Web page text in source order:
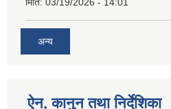
मिति: 03/19/2026 - 14:01
अन्य
ऐन, कानुन तथा निर्देशिका